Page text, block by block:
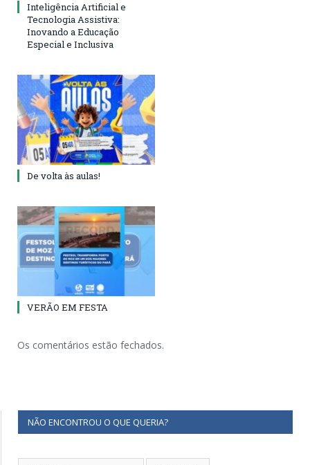
Inteligência Artificial e
Tecnologia Assistiva:
Inovando a Educação
Especial e Inclusiva
De volta às aulas!
VERÃO EM FESTA
Os comentários estão fechados.
NÃO ENCONTROU O QUE QUERIA?